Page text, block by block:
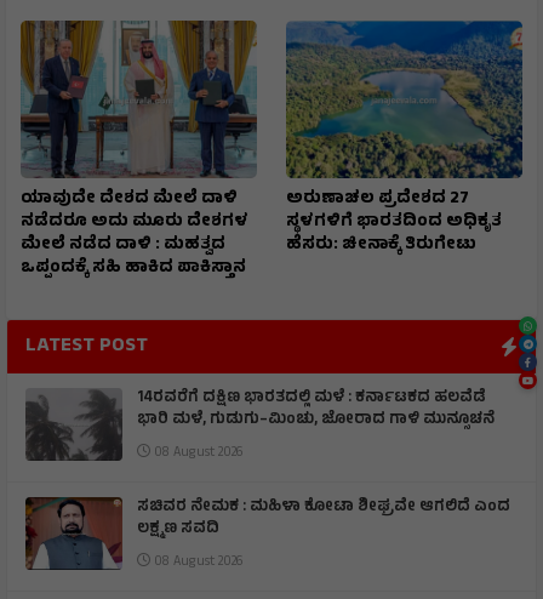
ಯಾವುದೇ ದೇಶದ ಮೇಲೆ ದಾಳಿ
ನಡೆದರೂ ಅದು ಮೂರು ದೇಶಗಳ
ಮೇಲೆ ನಡೆದ ದಾಳಿ : ಮಹತ್ವದ
ಒಪ್ಪಂದಕ್ಕೆ ಸಹಿ ಹಾಕಿದ ಪಾಕಿಸ್ತಾನ
ಅರುಣಾಚಲ ಪ್ರದೇಶದ 27
ಸ್ಥಳಗಳಿಗೆ ಭಾರತದಿಂದ ಅಧಿಕೃತ
ಹೆಸರು: ಚೀನಾಕ್ಕೆ ತಿರುಗೇಟು
LATEST POST
14ರವರೆಗೆ ದಕ್ಷಿಣ ಭಾರತದಲ್ಲಿ ಮಳೆ : ಕರ್ನಾಟಕದ ಹಲವೆಡೆ
ಭಾರಿ ಮಳೆ, ಗುಡುಗು–ಮಿಂಚು, ಜೋರಾದ ಗಾಳಿ ಮುನ್ಸೂಚನೆ
08 August 2026
ಸಚಿವರ ನೇಮಕ : ಮಹಿಳಾ ಕೋಟಾ ಶೀಘ್ರವೇ ಆಗಲಿದೆ ಎಂದ
ಲಕ್ಷ್ಮಣ ಸವದಿ
08 August 2026